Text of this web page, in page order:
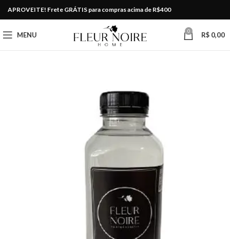
APROVEITE! Frete GRÁTIS para compras acima de R$400
MENU 0 R$ 0,00